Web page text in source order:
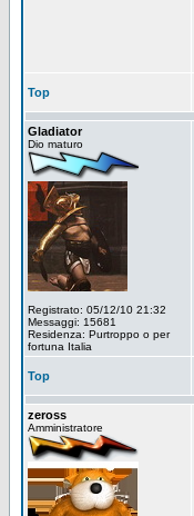
Top
Gladiator
Dio maturo
Registrato: 05/12/10 21:32
Messaggi: 15681
Residenza: Purtroppo o per
fortuna Italia
Top
zeross
Amministratore